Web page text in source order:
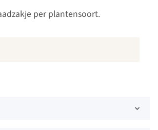
per plantensoort.